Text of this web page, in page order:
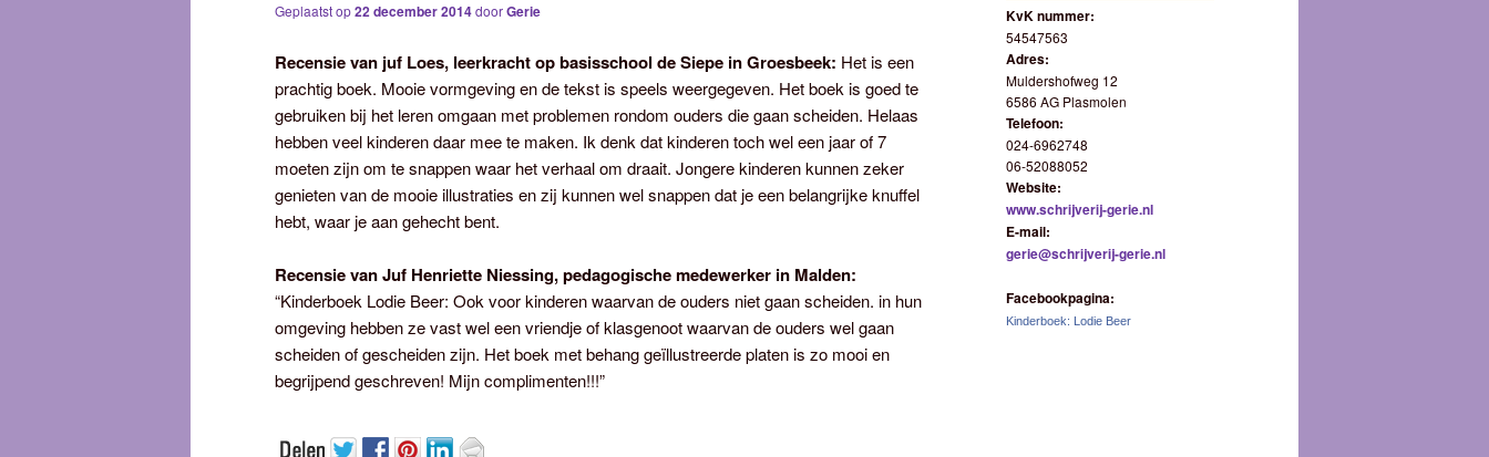
Geplaatst op22 december 2014doorGerie
Recensie van juf Loes, leerkracht op basisschool de Siepe in Groesbeek: Het is een
prachtig boek. Mooie vormgeving en de tekst is speels weergegeven. Het boek is goed te
gebruiken bij het leren omgaan met problemen rondom ouders die gaan scheiden. Helaas
hebben veel kinderen daar mee te maken. Ik denk dat kinderen toch wel een jaar of 7
moeten zijn om te snappen waar het verhaal om draait. Jongere kinderen kunnen zeker
genieten van de mooie illustraties en zij kunnen wel snappen dat je een belangrijke knuffel
hebt, waar je aan gehecht bent.
Recensie van Juf Henriette Niessing, pedagogische medewerker in Malden:
“Kinderboek Lodie Beer: Ook voor kinderen waarvan de ouders niet gaan scheiden. in hun
omgeving hebben ze vast wel een vriendje of klasgenoot waarvan de ouders wel gaan
scheiden of gescheiden zijn. Het boek met behang geïllustreerde platen is zo mooi en
begrijpend geschreven! Mijn complimenten!!!”
KvK nummer:
54547563
Adres:
Muldershofweg 12
6586 AG Plasmolen
Telefoon:
024-6962748
06-52088052
Website:
www.schrijverij-gerie.nl
E-mail:
gerie@schrijverij-gerie.nl
Facebookpagina:
Kinderboek: Lodie Beer